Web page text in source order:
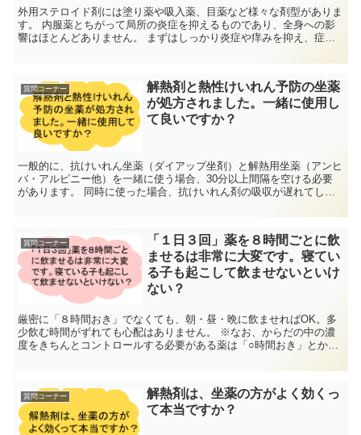
外用ステロイド剤には塗り薬や吸入薬、目薬など様々な剤型がありま
す。 内服薬とちがって局所の炎症を抑えるものであり、全身への影
響はほとんどありません。 まずはしっかり炎症や痒みを抑え、症状
質問コーナー
解熱剤と熱性けいれん予防の坐薬
が処方されました。一緒に使用し
て良いですか？
一般的に、抗けいれん坐薬（ダイアップ坐剤）と解熱用坐薬（アンヒ
バ・アルピニー他）を一緒に使う場合、30分以上間隔を空ける必要
があります。 同時に使った場合、抗けいれん剤の吸収が遅れてしま
質問コーナー
「１日３回」薬を８時間ごとに飲
ませるは非常に大変です。寝てい
る子も起こして飲ませないといけ
ない？
厳密に「８時間おき」でなくても、朝・昼・晩に飲ませればOK。多
少飲む時間がずれても心配はありません。 ※なお、からだの中の濃
度をきちんとコントロールする必要がある薬は「○時間おき」とか
質問コーナー
解熱剤は、坐薬の方がよく効くっ
て本当ですか？